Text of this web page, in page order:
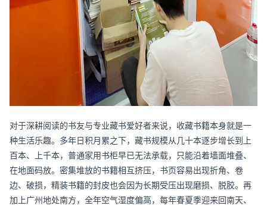
对于深耕阅读的书友与专业藏书爱好者来说，收藏书籍本身就是一
种生活乐趣。多年日积月累之下，藏书规模从几十本逐步增长到上
百本、上千本，普通家用书柜早已无法承载，只能沿着墙面堆叠、
在地面码放。密集堆放的书籍相互挤压，书页容易出现折角、卷
边、破损，精装书籍的封皮也会因为长期受压出现磨损、脱胶。再
加上广州地处南方，全年空气湿度偏高，每年春夏季迎来回南天、